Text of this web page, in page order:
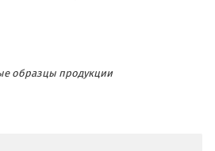
образцы продукции